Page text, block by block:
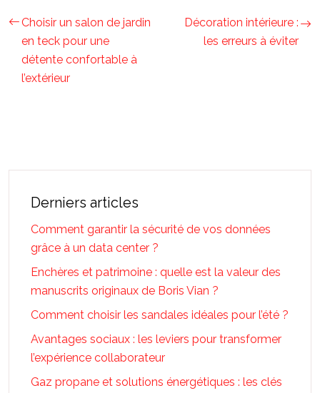
Choisir un salon de jardin
en teck pour une
détente confortable à
l’extérieur
Décoration intérieure :
les erreurs à éviter
Derniers articles
Comment garantir la sécurité de vos données
grâce à un data center ?
Enchères et patrimoine : quelle est la valeur des
manuscrits originaux de Boris Vian ?
Comment choisir les sandales idéales pour l’été ?
Avantages sociaux : les leviers pour transformer
l’expérience collaborateur
Gaz propane et solutions énergétiques : les clés